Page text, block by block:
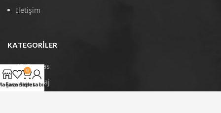
İletişim
KATEGORILER
4D Paspas
Port Bagaj
Favoriler
0
Sepet
Hesabım